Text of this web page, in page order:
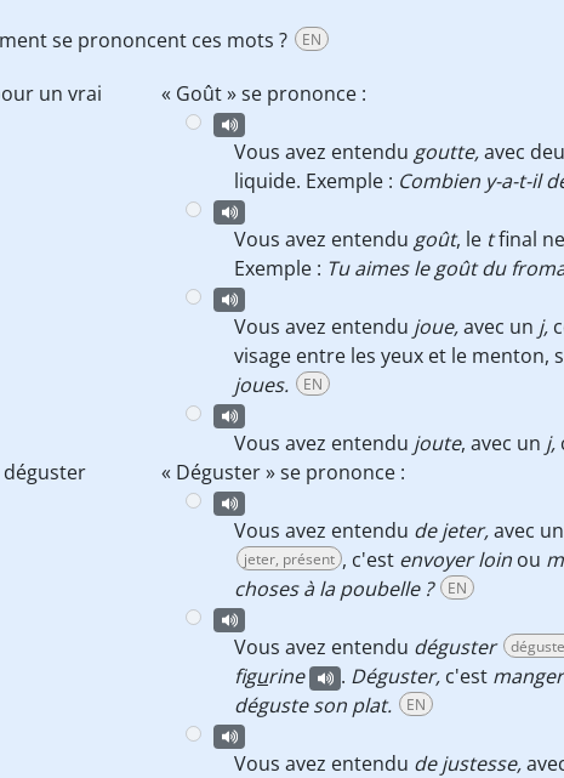
se prononcent ces mots ? EN
un vrai
« Goût » se prononce :
Vous avez entendu goutte,avec
liquide. Exemple : Combien y-a-t-il
Vous avez entendu goût, le tfinal
Exemple : Tu aimes le goût du
Vous avez entendu joue,avec un j,
visage entre les yeux et le menton,
joues.
EN
Vous avez entendu joute, avec un j,
déguster « Déguster » se prononce :
Vous avez entendu de jeter,avec un
jeter, présent , c'est envoyer loin ou
choses à la poubelle? EN
Vous avez entendu déguster
figurine . Déguster, c'est
déguste son plat.
EN
Vous avez entendu de justesse,